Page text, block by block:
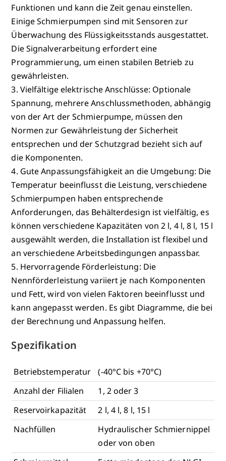
Funktionen und kann die Zeit genau einstellen.
Einige Schmierpumpen sind mit Sensoren zur
Überwachung des Flüssigkeitsstands ausgestattet.
Die Signalverarbeitung erfordert eine
Programmierung, um einen stabilen Betrieb zu
gewährleisten.
3. Vielfältige elektrische Anschlüsse: Optionale
Spannung, mehrere Anschlussmethoden, abhängig
von der Art der Schmierpumpe, müssen den
Normen zur Gewährleistung der Sicherheit
entsprechen und der Schutzgrad bezieht sich auf
die Komponenten.
4. Gute Anpassungsfähigkeit an die Umgebung: Die
Temperatur beeinflusst die Leistung, verschiedene
Schmierpumpen haben entsprechende
Anforderungen, das Behälterdesign ist vielfältig, es
können verschiedene Kapazitäten von 2 l, 4 l, 8 l, 15 l
ausgewählt werden, die Installation ist flexibel und
an verschiedene Arbeitsbedingungen anpassbar.
5. Hervorragende Förderleistung: Die
Nennförderleistung variiert je nach Komponenten
und Fett, wird von vielen Faktoren beeinflusst und
kann angepasst werden. Es gibt Diagramme, die bei
der Berechnung und Anpassung helfen.
Spezifikation
Betriebstemperatur
(-40°C bis +70°C)
Anzahl der Filialen
1, 2 oder 3
Reservoirkapazität
2 l, 4 l, 8 l, 15 l
Nachfüllen
Hydraulischer Schmiernippel
oder von oben